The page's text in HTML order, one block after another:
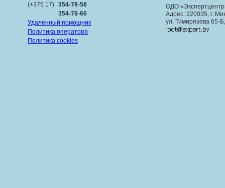
(+375 17) 354-78-58
354-78-66
Удаленный помощник
Политика оператора
Политика cookies
ОДО
Адрес: 220035, г.
ул. Тимирязева 65-